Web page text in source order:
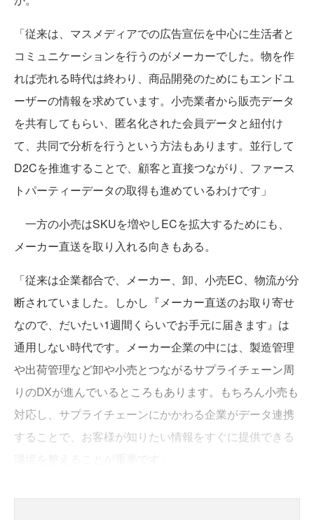
「従来は、マスメディアでの広告宣伝を中心に生活者と
コミュニケーションを行うのがメーカーでした。物を作
れば売れる時代は終わり、商品開発のためにもエンドユ
ーザーの情報を求めています。小売業者から販売データ
を共有してもらい、匿名化された会員データと紐付け
て、共同で分析を行うという方法もあります。並行して
D2Cを推進することで、顧客と直接つながり、ファース
トパーティーデータの取得も進めているわけです」
一方の小売はSKUを増やしECを拡大するためにも、
メーカー直送を取り入れる向きもある。
「従来は企業都合で、メーカー、卸、小売EC、物流が分
断されていました。しかし『メーカー直送のお取り寄せ
なので、だいたい1週間くらいでお手元に届きます』は
通用しない時代です。メーカー企業の中には、製造管理
や出荷管理など卸や小売とつながるサプライチェーン周
りのDXが進んでいるところもあります。もちろん小売も
対応し、サプライチェーンにかかわる企業がデータ連携
することで、お客様が知りたい情報をすぐに提供できる